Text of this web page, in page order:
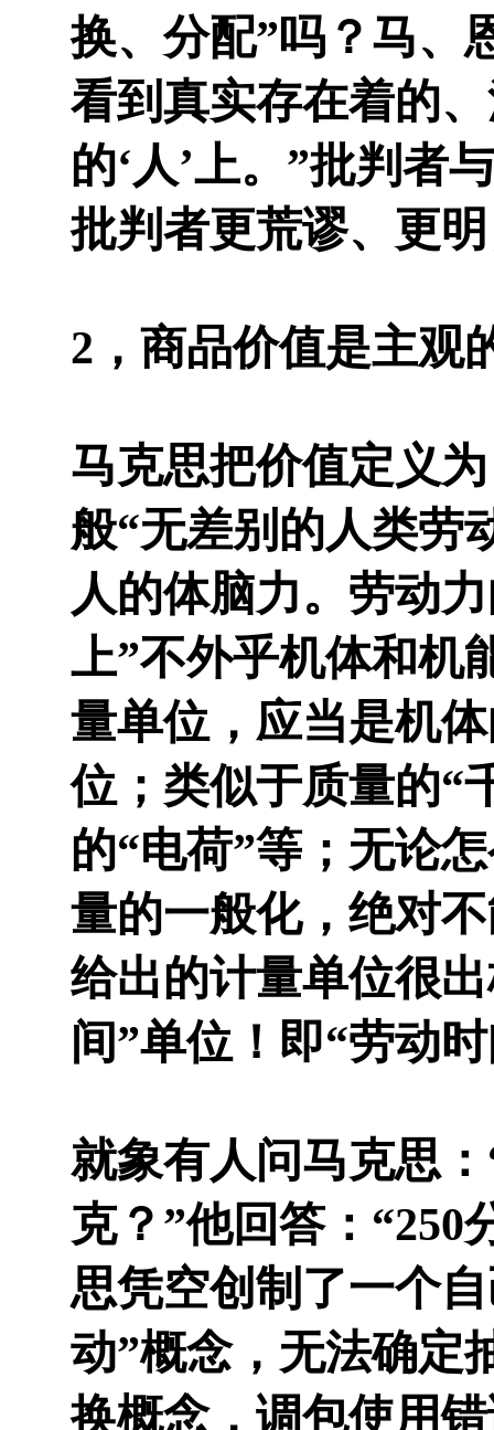
换、分配”吗？马、
看到真实存在着的
的‘人’上。”批判者
批判者更荒谬、更
2，商品价值是主观
马克思把价值定义
般“无差别的人类劳
人的体脑力。劳动
上”不外乎机体和机
量单位，应当是机
位；类似于质量的“
的“电荷”等；无论
量的一般化，绝对
给出的计量单位很
间”单位！即“劳动
就象有人问马克思
克？”他回答：“250
思凭空创制了一个
动”概念，无法确定
换概念，调包使用